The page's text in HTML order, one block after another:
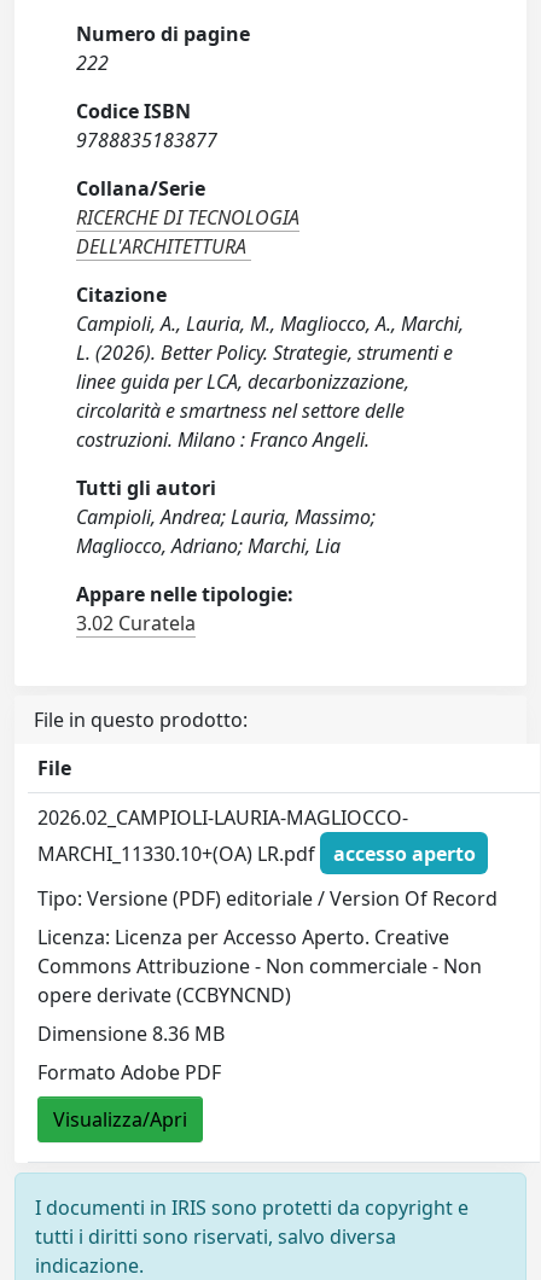
Numero di pagine
222
Codice ISBN
9788835183877
Collana/Serie
RICERCHE DI TECNOLOGIA
DELL'ARCHITETTURA
Citazione
Campioli, A., Lauria, M., Magliocco, A., Marchi,
L. (2026). Better Policy. Strategie, strumenti e
linee guida per LCA, decarbonizzazione,
circolarità e smartness nel settore delle
costruzioni. Milano : Franco Angeli.
Tutti gli autori
Campioli, Andrea; Lauria, Massimo;
Magliocco, Adriano; Marchi, Lia
Appare nelle tipologie:
3.02 Curatela
File in questo prodotto:
File
2026.02_CAMPIOLI-LAURIA-MAGLIOCCO-
MARCHI_11330.10+(OA) LR.pdf
accesso aperto
Tipo: Versione (PDF) editoriale / Version Of Record
Licenza: Licenza per Accesso Aperto. Creative
Commons Attribuzione - Non commerciale - Non
opere derivate (CCBYNCND)
Dimensione 8.36 MB
Formato Adobe PDF
Visualizza/Apri
I documenti in IRIS sono protetti da copyright e
tutti i diritti sono riservati, salvo diversa
indicazione.